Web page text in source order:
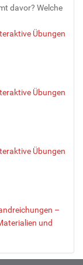
davor? Welche
Übungen
Übungen
Übungen
–
und